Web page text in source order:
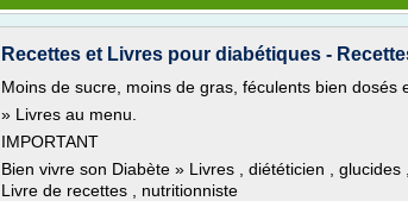
Recettes et Livres pour diabétiques -
Moins de sucre, moins de gras, féculents bien dosés
» Livres au menu.
IMPORTANT
Bien vivre son Diabète » Livres , diététicien , glucides
Livre de recettes , nutritionniste